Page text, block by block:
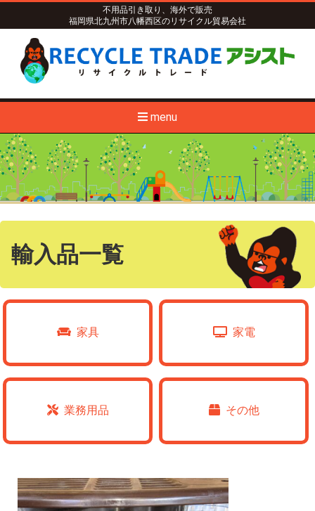
不用品引き取り、海外で販売
福岡県北九州市八幡西区のリサイクル貿易会社
menu
輸入品一覧
家具 家電
業務用品 その他